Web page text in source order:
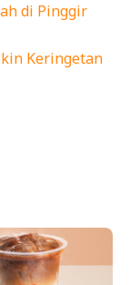
di Pinggir
Keringetan